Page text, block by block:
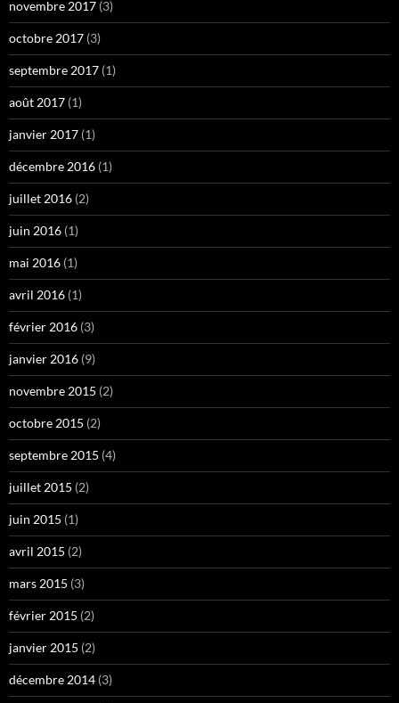
novembre 2017 (3)
octobre 2017 (3)
septembre 2017 (1)
août 2017 (1)
janvier 2017 (1)
décembre 2016 (1)
juillet 2016 (2)
juin 2016 (1)
mai 2016 (1)
avril 2016 (1)
février 2016 (3)
janvier 2016 (9)
novembre 2015 (2)
octobre 2015 (2)
septembre 2015 (4)
juillet 2015 (2)
juin 2015 (1)
avril 2015 (2)
mars 2015 (3)
février 2015 (2)
janvier 2015 (2)
décembre 2014 (3)